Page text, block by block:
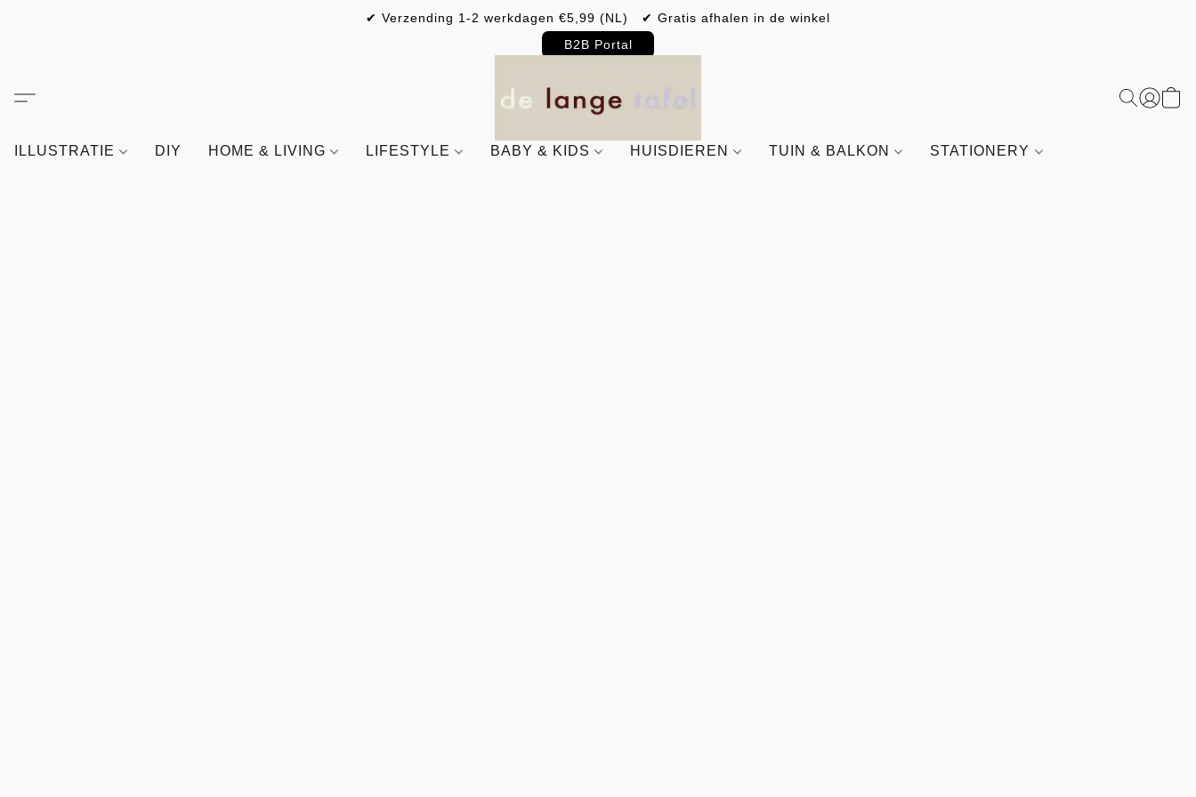
✔ Verzending 1-2 werkdagen €5,99 (NL) ✔ Gratis afhalen in de winkel
B2B Portal
ILLUSTRATIE DIY HOME & LIVING LIFESTYLE BABY & KIDS HUISDIEREN TUIN & BALKON STATIONERY